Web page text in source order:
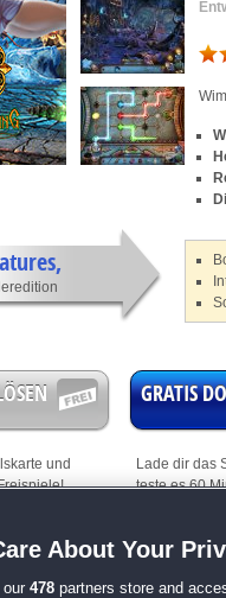
und
GRATIS
Lade dir das
teste es 60
About Your
our 478 partners store and